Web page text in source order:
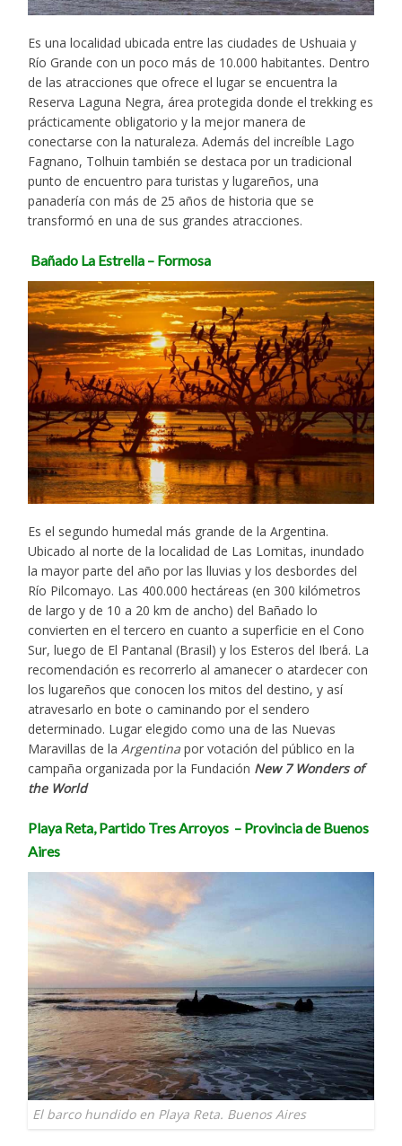
Es una localidad ubicada entre las ciudades de Ushuaia y
Río Grande con un poco más de 10.000 habitantes. Dentro
de las atracciones que ofrece el lugar se encuentra la
Reserva Laguna Negra, área protegida donde el trekking es
prácticamente obligatorio y la mejor manera de
conectarse con la naturaleza. Además del increíble Lago
Fagnano, Tolhuin también se destaca por un tradicional
punto de encuentro para turistas y lugareños, una
panadería con más de 25 años de historia que se
transformó en una de sus grandes atracciones.
Bañado La Estrella – Formosa
Es el segundo humedal más grande de la Argentina.
Ubicado al norte de la localidad de Las Lomitas, inundado
la mayor parte del año por las lluvias y los desbordes del
Río Pilcomayo. Las 400.000 hectáreas (en 300 kilómetros
de largo y de 10 a 20 km de ancho) del Bañado lo
convierten en el tercero en cuanto a superficie en el Cono
Sur, luego de El Pantanal (Brasil) y los Esteros del Iberá. La
recomendación es recorrerlo al amanecer o atardecer con
los lugareños que conocen los mitos del destino, y así
atravesarlo en bote o caminando por el sendero
determinado. Lugar elegido como una de las Nuevas
Maravillas de la Argentina por votación del público en la
campaña organizada por la Fundación New 7 Wonders of
the World
Playa Reta, Partido Tres Arroyos – Provincia de Buenos
Aires
El barco hundido en Playa Reta. Buenos Aires